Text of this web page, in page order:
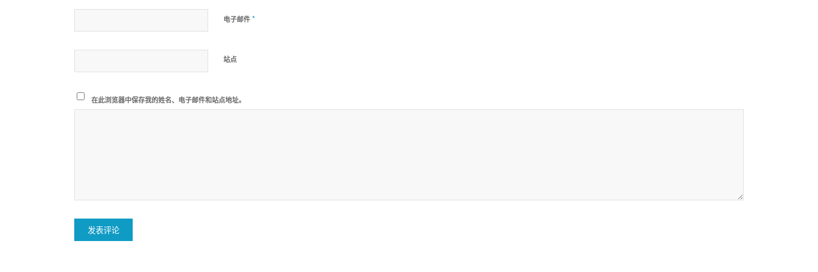
电子邮件 *
站点
在此浏览器中保存我的姓名、电子邮件和站点地址。